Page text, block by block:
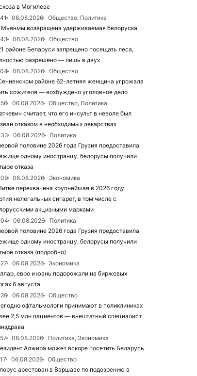
в Могилеве
06.08.2026
Общество, Политика
Мьянмы возвращена удерживаемая белоруска
06.08.2026
Общество
районе Беларуси запрещено посещать леса,
разрешено — лишь в двух
06.08.2026
Общество
районе 62-летняя женщина угрожала
сожителя — возбуждено уголовное дело
06.08.2026
Общество, Политика
считает, что его инсульт в неволе был
отказом в необходимых лекарствах
06.08.2026
Политика
половине 2026 года Грузия предоставила
одному иностранцу, белорусы получили
отказа
06.08.2026
Экономика
перехвачена крупнейшая в 2026 году
нелегальных сигарет, в том числе с
акцизными марками
06.08.2026
Политика
половине 2026 года Грузия предоставила
одному иностранцу, белорусы получили
отказа (подробно)
06.08.2026
Экономика
евро и юань подорожали на биржевых
6 августа
06.08.2026
Общество
офтальмологи принимают в поликлиниках
2,5 млн пациентов — внештатный специалист
06.08.2026
Политика, Экономика
Алжира может вскоре посетить Беларусь
06.08.2026
Общество
арестован в Варшаве по подозрению в